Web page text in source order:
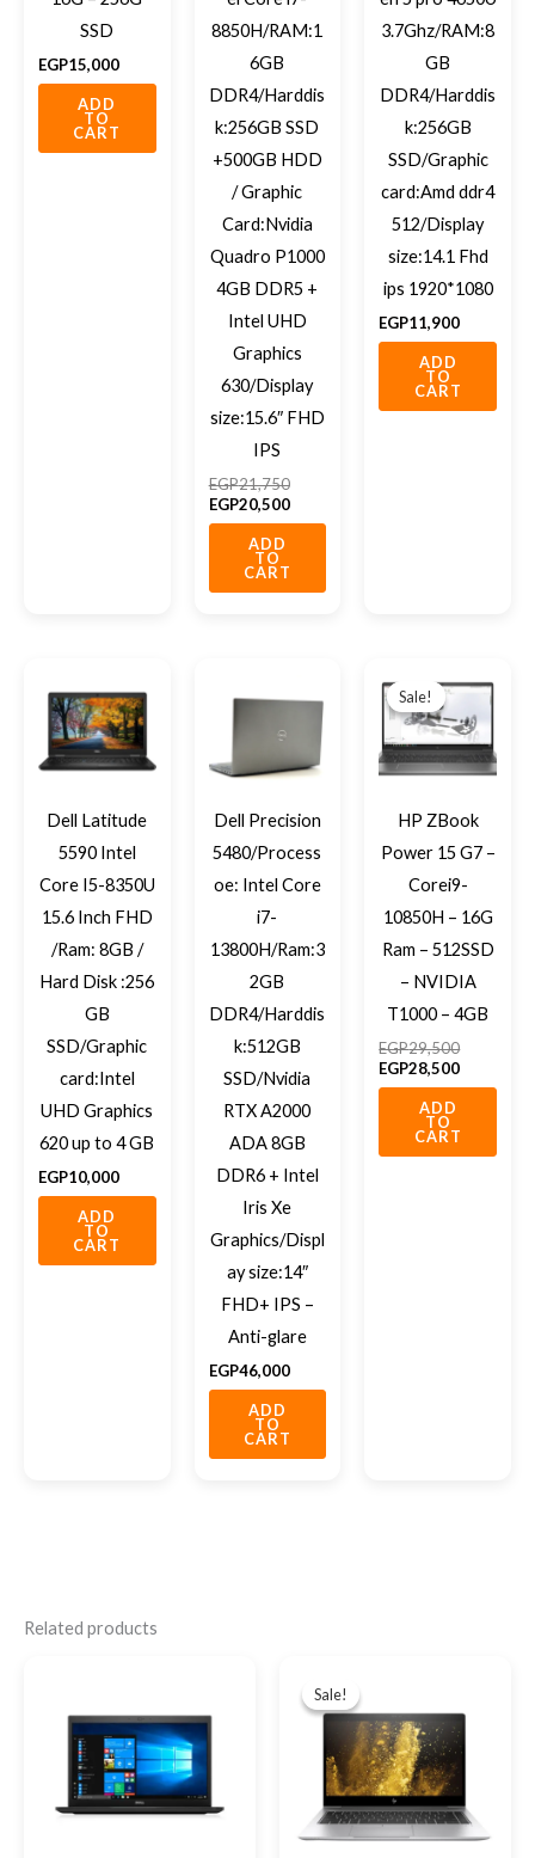
SSD
EGP15,000
ADD
TO
CART
8850H/RAM:1
6GB
DDR4/Harddis
k:256GB SSD
+500GB HDD
/ Graphic
Card:Nvidia
Quadro P1000
4GB DDR5 +
Intel UHD
Graphics
630/Display
size:15.6″ FHD
IPS
EGP21,750
EGP20,500
ADD
TO
CART
3.7Ghz/RAM:8
GB
DDR4/Harddis
k:256GB
SSD/Graphic
card:Amd ddr4
512/Display
size:14.1 Fhd
ips 1920*1080
EGP11,900
ADD
TO
CART
Dell Latitude
5590 Intel
Core I5-8350U
15.6 Inch FHD
/Ram: 8GB /
Hard Disk :256
GB
SSD/Graphic
card:Intel
UHD Graphics
620 up to 4 GB
EGP10,000
ADD
TO
CART
Dell Precision
5480/Process
oe: Intel Core
i7-
13800H/Ram:3
2GB
DDR4/Harddis
k:512GB
SSD/Nvidia
RTX A2000
ADA 8GB
DDR6 + Intel
Iris Xe
Graphics/Displ
ay size:14″
FHD+ IPS –
Anti-glare
EGP46,000
ADD
TO
CART
Sale!
Sale!
HP ZBook
Power 15 G7 –
Corei9-
10850H – 16G
Ram – 512SSD
– NVIDIA
T1000 – 4GB
EGP29,500
price
was:
EGP28,500
price
ADD
TO
CART
Related products
Sale!
Sale!
EGP14,000.